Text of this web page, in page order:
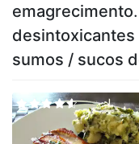
emagrecimento
desintoxicantes
sumos / sucos